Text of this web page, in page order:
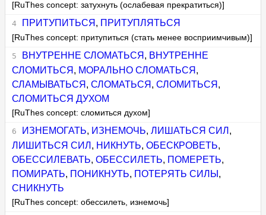
[RuThes concept: затухнуть (ослабевая прекратиться)]
ПРИТУПИТЬСЯ , ПРИТУПЛЯТЬСЯ
[RuThes concept: притупиться (стать менее восприимчивым)]
ВНУТРЕННЕ СЛОМАТЬСЯ , ВНУТРЕННЕ
СЛОМИТЬСЯ , МОРАЛЬНО СЛОМАТЬСЯ ,
СЛАМЫВАТЬСЯ ,СЛОМАТЬСЯ ,СЛОМИТЬСЯ ,
СЛОМИТЬСЯ ДУХОМ
[RuThes concept: сломиться духом]
ИЗНЕМОГАТЬ, ИЗНЕМОЧЬ, ЛИШАТЬСЯ СИЛ ,
ЛИШИТЬСЯ СИЛ , НИКНУТЬ,ОБЕСКРОВЕТЬ,
ОБЕССИЛЕВАТЬ,ОБЕССИЛЕТЬ, ПОМЕРЕТЬ,
ПОМИРАТЬ, ПОНИКНУТЬ, ПОТЕРЯТЬ СИЛЫ ,
СНИКНУТЬ
[RuThes concept: обессилеть, изнемочь]